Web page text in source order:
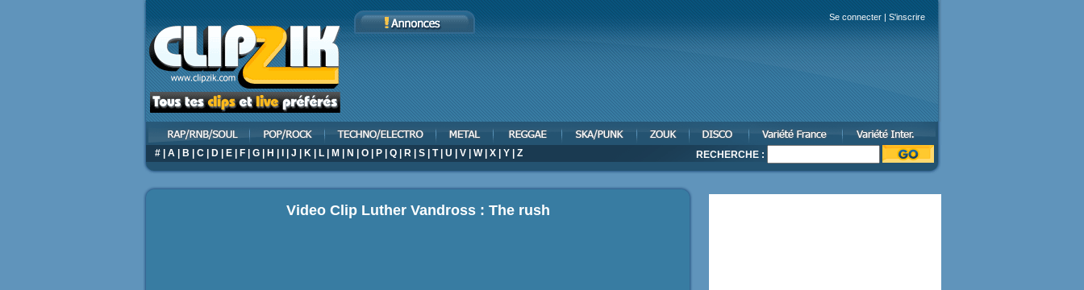
Se connecter | S'inscrire
# A B C D E F G H J K L M N O P Q R S T| U V W| X Y Z RECHERCHE :
Video Clip Luther Vandross : The rush